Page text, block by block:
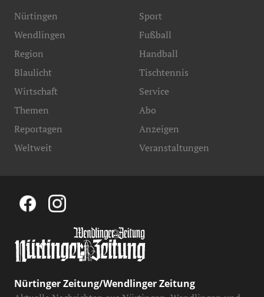
Nürtingen
Wendlingen
Region
Blaulicht
Sport
Fußball
Handball
Tischtennis
Wirtschaft
Themen
Reportagen
Weltweit
Service
Abo
Anzeigen
Veranstaltungen
Nürtinger Zeitung/Wendlinger Zeitung